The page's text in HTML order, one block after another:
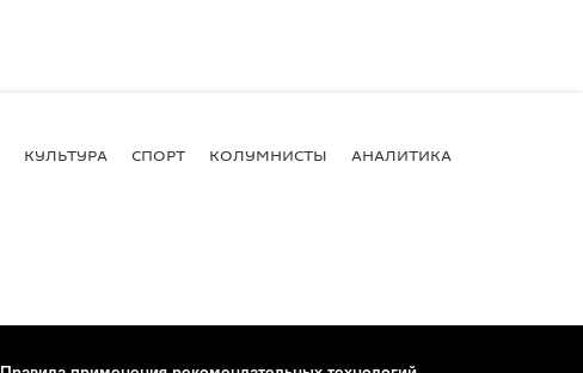
КУЛЬТУРА СПОРТ КОЛУМНИСТЫ АНАЛИТИКА